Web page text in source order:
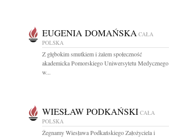
EUGENIA DOMAŃSKA CAŁA
POLSKA
Z głębokim smutkiem i żalem społeczność
akademicka Pomorskiego Uniwersytetu Medycznego
w...
WIESŁAW PODKAŃSKI CAŁA
POLSKA
Żegnamy Wiesława Podkańskiego Założyciela i